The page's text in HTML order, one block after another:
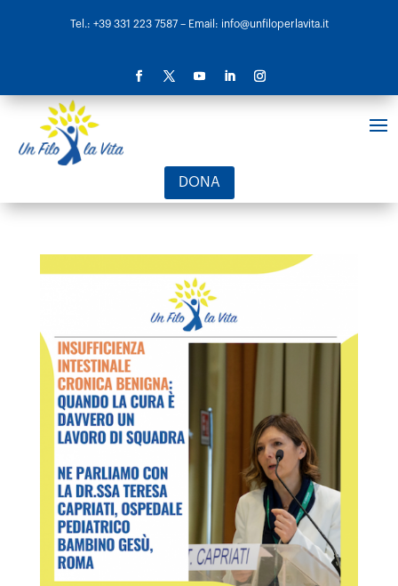
Tel.: +39 331 223 7587– Email: info@unfiloperlavita.it
DONA